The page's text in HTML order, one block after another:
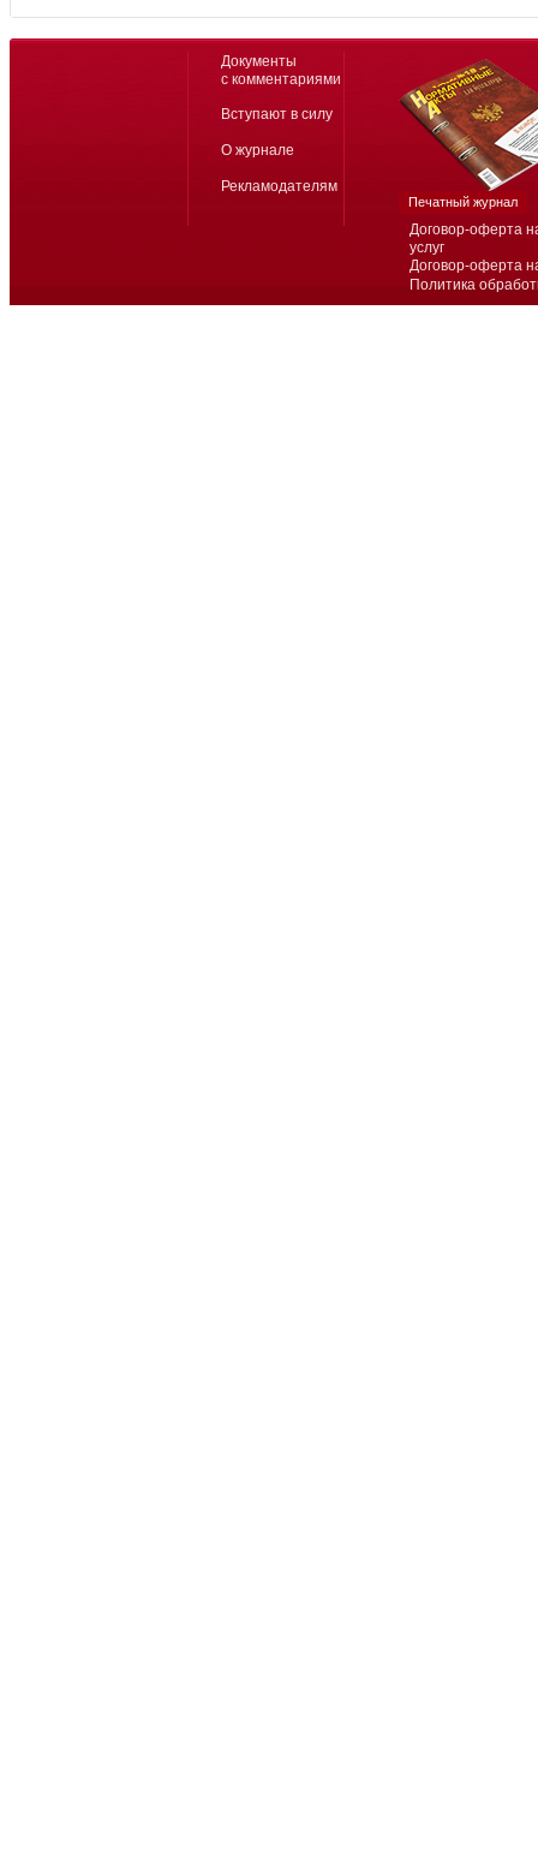
Договор-оферта
услуг
Договор-оферта
Политика
Документы
с комментариями
Вступают в силу
О журнале
Рекламодателям
Печатный журнал